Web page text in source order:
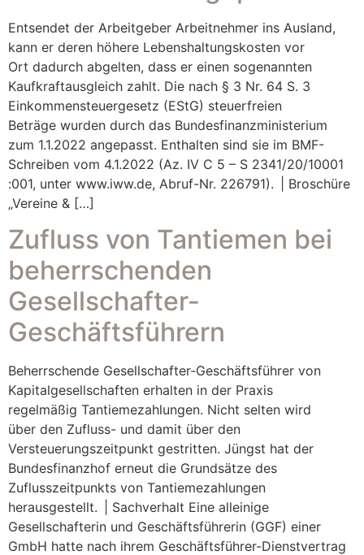
Entsendet der Arbeitgeber Arbeitnehmer ins Ausland,
kann er deren höhere Lebenshaltungskosten vor
Ort dadurch abgelten, dass er einen sogenannten
Kaufkraftausgleich zahlt. Die nach § 3 Nr. 64 S. 3
Einkommensteuergesetz (EStG) steuerfreien
Beträge wurden durch das Bundesfinanzministerium
zum 1.1.2022 angepasst. Enthalten sind sie im BMF-
Schreiben vom 4.1.2022 (Az. IV C 5 – S 2341/20/10001
:001, unter www.iww.de, Abruf-Nr. 226791). | Broschüre
„Vereine & […]
Zufluss von Tantiemen bei
beherrschenden
Gesellschafter-
Geschäftsführern
Beherrschende Gesellschafter-Geschäftsführer von
Kapitalgesellschaften erhalten in der Praxis
regelmäßig Tantiemezahlungen. Nicht selten wird
über den Zufluss- und damit über den
Versteuerungszeitpunkt gestritten. Jüngst hat der
Bundesfinanzhof erneut die Grundsätze des
Zuflusszeitpunkts von Tantiemezahlungen
herausgestellt. | Sachverhalt Eine alleinige
Gesellschafterin und Geschäftsführerin (GGF) einer
GmbH hatte nach ihrem Geschäftsführer-Dienstvertrag